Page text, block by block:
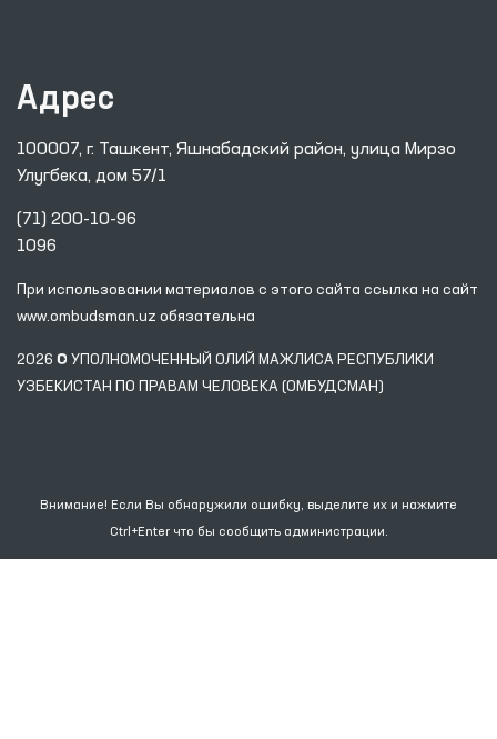
Адрес
100007, г. Ташкент, Яшнабадский район, улица Мирзо
Улугбека, дом 57/1
(71) 200-10-96
1096
При использовании материалов с этого сайта ссылка на сайт
www.ombudsman.uz обязательна
2026 © УПОЛНОМОЧЕННЫЙ ОЛИЙ МАЖЛИСА РЕСПУБЛИКИ
УЗБЕКИСТАН ПО ПРАВАМ ЧЕЛОВЕКА (ОМБУДСМАН)
Внимание! Если Вы обнаружили ошибку, выделите их и нажмите
Ctrl+Enter что бы сообщить администрации.